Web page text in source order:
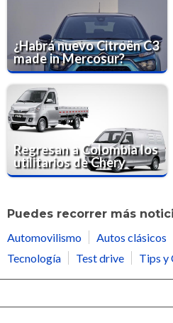
¿Habrá nuevo Citroën C3
made in Mercosur?
Regresan a Colombia los
utilitarios de Chery
Puedes recorrer más
Automovilismo
Autos clásicos
Tecnología
Test drive Tips y